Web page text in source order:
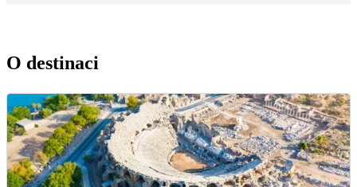
O destinaci